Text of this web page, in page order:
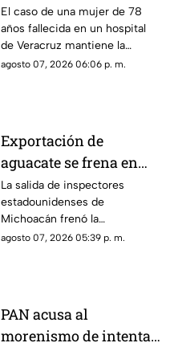
MATAR a su suegra
mientras la cuidaba en
un hospital de
Veracruz? Esto se sabe
El caso de una mujer de 78
años fallecida en un hospital
de Veracruz mantiene la
atención, mientras se analiza
agosto 07, 2026 06:06 p. m.
Exportación de
aguacate se frena en
Michoacán tras salida
de inspectores de
Estados Unidos
La salida de inspectores
estadounidenses de
Michoacán frenó la
exportación de aguacate y
agosto 07, 2026 05:39 p. m.
PAN acusa al
morenismo de intentar